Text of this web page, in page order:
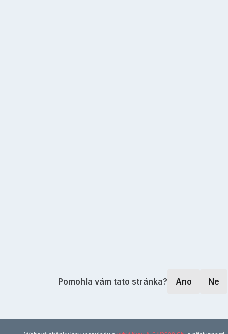
Pomohla vám tato stránka? Ano Ne